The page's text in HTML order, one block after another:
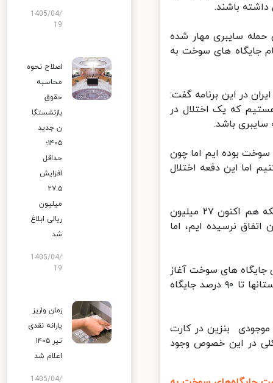
باشند.
سایبری مهار شده
جایگاه های سوخت به
در این برنامه گفت:
که یک اختلال در
باشد.
سوخت بوده ایم اما چون
کنیم اما این دفعه اختلال
مدیرسامانه هوشمند شرکت ملی پخش فرآورده های نفتی ایران با بیان اینکه هم اکنون ۲۷ میلیون
نرسیده ایم، اما
جایگاه های سوخت آغاز
شد و تاکنون در بسیاری از استان ها ۶۰ درصد جایگاه ها و حتی در برخی استانها تا ۹۰ درصد جایگاه
بنزین در کارت
در این خصوص وجود
1405/04/
19
اصلاح نحوه
محاسبه
حقوق
بازنشستگا
ن جدید
۱۴۰۵؛
حداقل
افزایش
۲۷.۵
میلیون
ریالی ابلاغ
شد
1405/04/
19
زمان واریز
یارانه نقدی
تیر ۱۴۰۵
اعلام شد
1405/04/